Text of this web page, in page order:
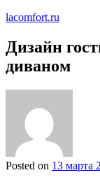
lacomfort.ru
Дизайн
диваном
Posted on 13 марта